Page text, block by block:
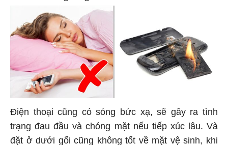
Điện thoại cũng có sóng bức xạ, sẽ gây ra tình
trạng đau đầu và chóng mặt nếu tiếp xúc lâu. Và
đặt ở dưới gối cũng không tốt về mặt vệ sinh, khi